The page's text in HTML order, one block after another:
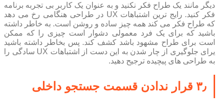
دیگر مانند یک طراح فکر نکنید و به عنوان یک کاربر بی تجربه برنامه
فکر کنید. رایج ترین اشتباهات UX در طراحی هنگامی رخ می دهد
که طراح فکر می کند همه چیز ساده و روشن است. به خاطر داشته
باشید که برای یک فرد معمولی دشوار است چیزی را که ممکن
است برای طراح مشهود باشد کشف کند. پس بخاطر داشته باشید
یرای جلوگیری از چار شدن به این دست از اشتباهات UX سادگی را
به طراحی های پیچیده ترجیح دهید.
۳٫ قرار ندادن قسمت جستجو داخلی